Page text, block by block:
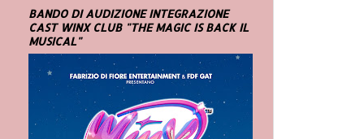
BANDO DI AUDIZIONE INTEGRAZIONE
CAST WINX CLUB "THE MAGIC IS BACK IL
MUSICAL"